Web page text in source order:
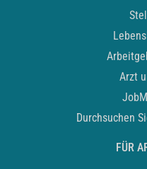
Arzt
Durchsuchen
FÜR